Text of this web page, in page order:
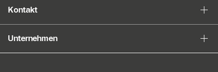
Kontakt
Unternehmen